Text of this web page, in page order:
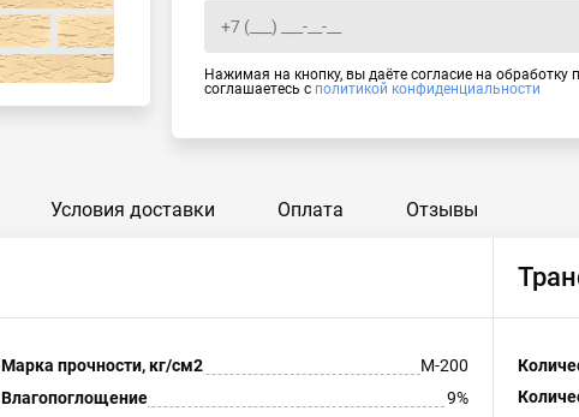
Нажимая на кнопку, вы даёте согласие на обработку
соглашаетесь с политикой конфиденциальности
Условия доставки Оплата Отзывы
Марка прочности, кг/см2
М-200
Влагопоглощение
9%